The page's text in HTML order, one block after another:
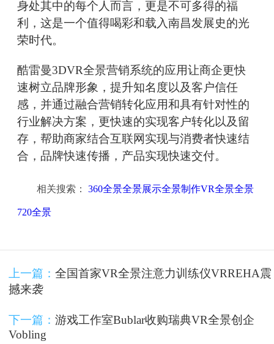
身处其中的每个人而言，更是不可多得的福
利，这是一个值得喝彩和载入南昌发展史的光
荣时代。
酷雷曼3DVR全景营销系统的应用让商企更快
速树立品牌形象，提升知名度以及客户信任
感，并通过融合营销转化应用和具有针对性的
行业解决方案，更快速的实现客户转化以及留
存，帮助商家结合互联网实现与消费者快速结
合，品牌快速传播，产品实现快速交付。
相关搜索： 360全景全景展示全景制作VR全景全景
720全景
上一篇： 全国首家VR全景注意力训练仪VRREHA震
撼来袭
下一篇： 游戏工作室Bublar收购瑞典VR全景创企
Vobling